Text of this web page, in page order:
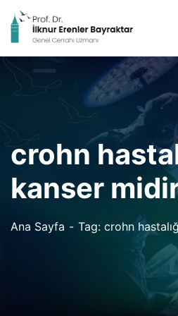
crohn
kanser
Ana Sayfa Tag: crohn